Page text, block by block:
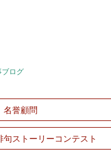
ブログ
誉顧問
句ストーリーコンテスト